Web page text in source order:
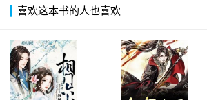
喜欢这本书的人也喜欢